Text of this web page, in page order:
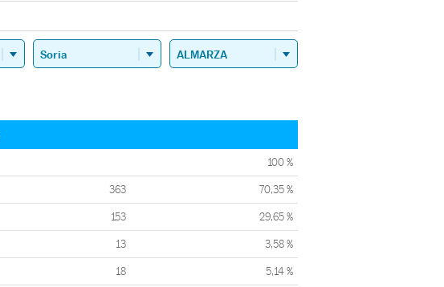
100 %
363 70,35 %
153 29,65 %
13 3,58 %
18 5,14 %